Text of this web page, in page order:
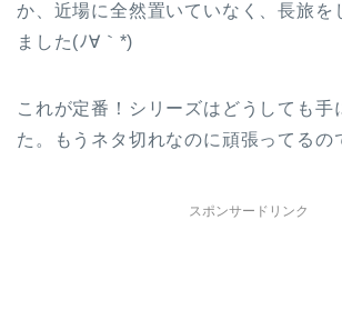
か、近場に全然置いていなく、長旅を
ました(ﾉ∀｀*)
これが定番！シリーズはどうしても手
た。もうネタ切れなのに頑張ってるの
スポンサードリンク